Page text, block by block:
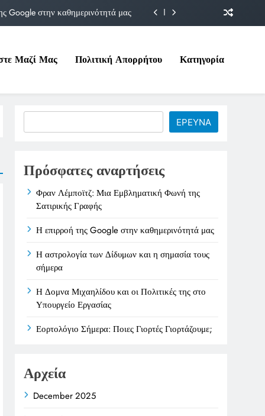
Google στην καθημερινότητά μας
της στο Υπουργείο Εργασίας
Google στην καθημερινότητά μας
και η σημασία τους σήμερα
Μαζί Μας Πολιτική Απορρήτου Κατηγορία
ΕΡΕΥΝΑ
Πρόσφατες αναρτήσεις
Φραν Λέμποϊτζ: Μια Εμβληματική Φωνή της
Σατιρικής Γραφής
Η επιρροή της Google στην καθημερινότητά μας
Η αστρολογία των Δίδυμων και η σημασία τους
σήμερα
Η Δομνα Μιχαηλίδου και οι Πολιτικές της στο
Υπουργείο Εργασίας
Εορτολόγιο Σήμερα: Ποιες Γιορτές Γιορτάζουμε;
Αρχεία
December 2025